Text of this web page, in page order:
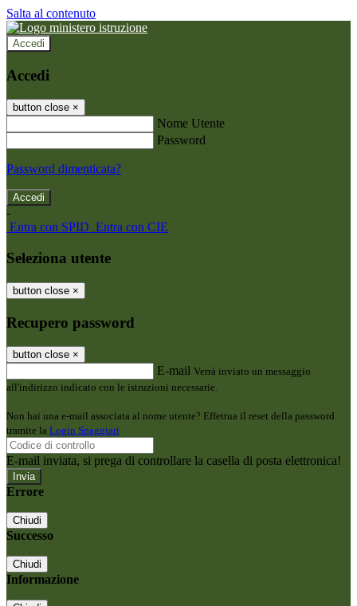
Salta al contenuto
Accedi
Accedi
button close ×
Nome Utente
Password
Password dimenticata?
-
Entra con SPID Entra con CIE
Seleziona utente
button close ×
Recupero password
button close ×
E-mail Verrà inviato un messaggio
all'indirizzo indicato con le istruzioni necessarie.
Non hai una e-mail associata al nome utente? Effettua il reset della password
tramite la Login Spaggiari
E-mail inviata, si prega di controllare la casella di posta elettronica!
Errore
Chiudi
Successo
Chiudi
Informazione